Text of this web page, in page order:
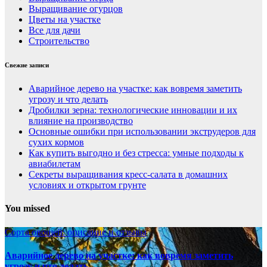
Выращивание огурцов
Цветы на участке
Все для дачи
Строительство
Свежие записи
Аварийное дерево на участке: как вовремя заметить
угрозу и что делать
Дробилки зерна: технологические инновации и их
влияние на производство
Основные ошибки при использовании экструдеров для
сухих кормов
Как купить выгодно и без стресса: умные подходы к
авиабилетам
Секреты выращивания кресс-салата в домашних
условиях и открытом грунте
You missed
Сорта овощей: описание и отзывы
Аварийное дерево на участке: как вовремя заметить